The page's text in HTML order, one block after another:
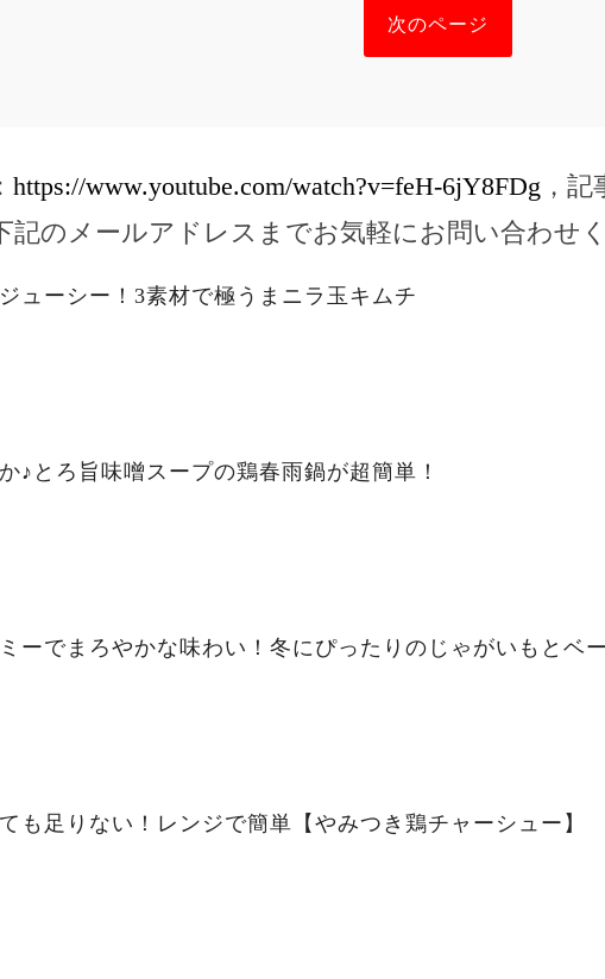
次のページ
https://www.youtube.com/watch?v=feH-6jY8FDg ，
記のメールアドレスまでお気軽にお問い合わせく
ューシー！3素材で極うまニラ玉キムチ
♪とろ旨味噌スープの鶏春雨鍋が超簡単！
ーでまろやかな味わい！冬にぴったりのじゃがいもとベ
も足りない！レンジで簡単【やみつき鶏チャーシュー】